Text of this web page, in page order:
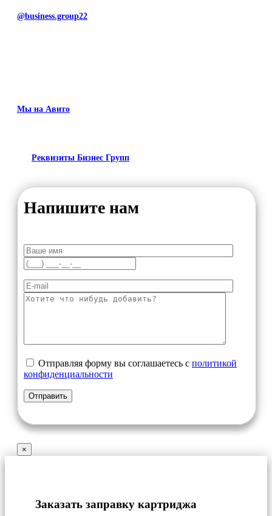
@business.group22
Мы на Авито
Реквизиты Бизнес Групп
Напишите нам
Отправляя форму вы соглашаетесь с политикой
конфиденциальности
×
Заказать заправку картриджа